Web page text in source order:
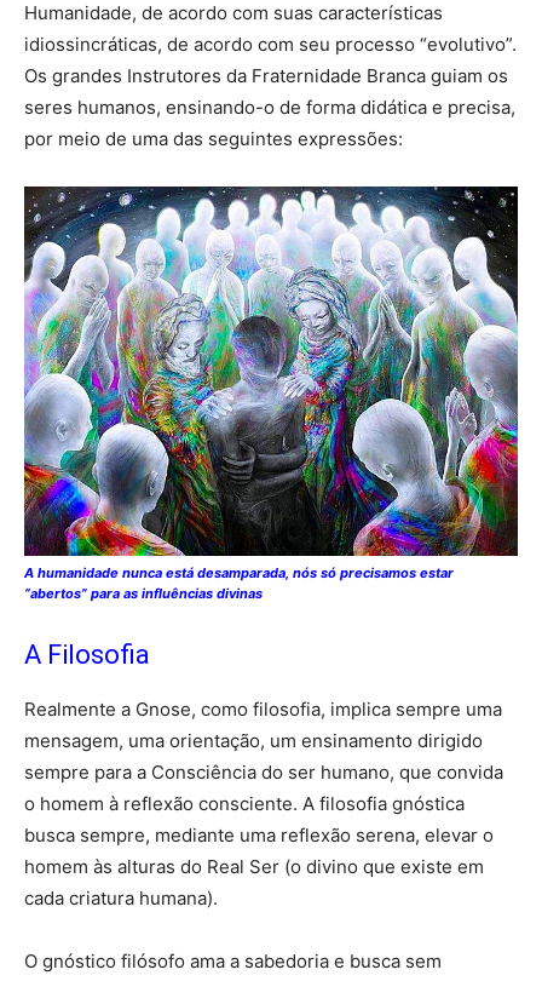
Humanidade, de acordo com suas características
idiossincráticas, de acordo com seu processo “evolutivo”.
Os grandes Instrutores da Fraternidade Branca guiam os
seres humanos, ensinando-o de forma didática e precisa,
por meio de uma das seguintes expressões:
A humanidade nunca está desamparada, nós só precisamos estar
“abertos” para as influências divinas
A Filosofia
Realmente a Gnose, como filosofia, implica sempre uma
mensagem, uma orientação, um ensinamento dirigido
sempre para a Consciência do ser humano, que convida
o homem à reflexão consciente. A filosofia gnóstica
busca sempre, mediante uma reflexão serena, elevar o
homem às alturas do Real Ser (o divino que existe em
cada criatura humana).
O gnóstico filósofo ama a sabedoria e busca sem